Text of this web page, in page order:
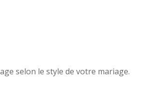
selon le style de votre mariage.